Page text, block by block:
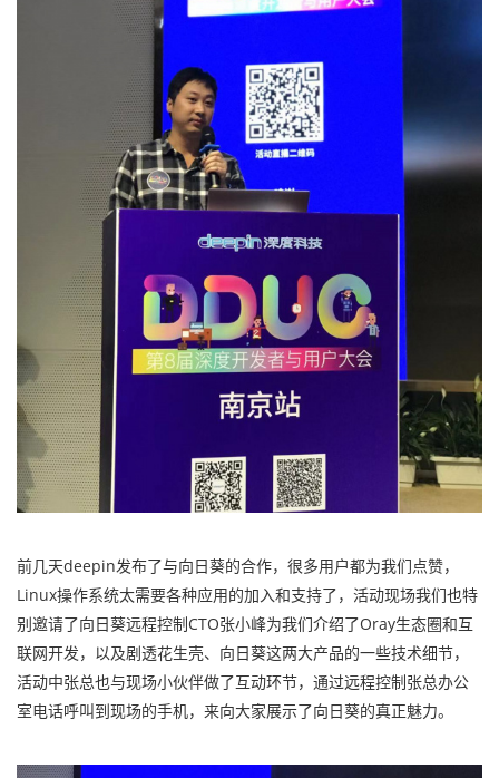
前几天deepin发布了与向日葵的合作，很多用户都为我们点赞，
Linux操作系统太需要各种应用的加入和支持了，活动现场我们也特
别邀请了向日葵远程控制CTO张小峰为我们介绍了Oray生态圈和互
联网开发，以及剧透花生壳、向日葵这两大产品的一些技术细节，
活动中张总也与现场小伙伴做了互动环节，通过远程控制张总办公
室电话呼叫到现场的手机，来向大家展示了向日葵的真正魅力。